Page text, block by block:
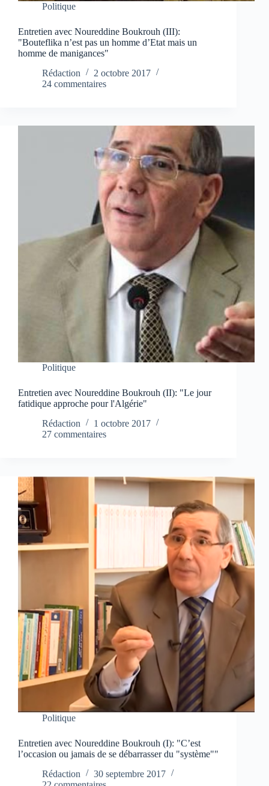
Politique
Entretien avec Noureddine Boukrouh (III):
"Bouteflika n’est pas un homme d’Etat mais un
homme de manigances"
Rédaction
2 octobre 2017
24 commentaires
Politique
Entretien avec Noureddine Boukrouh (II): "Le jour
fatidique approche pour l'Algérie"
Rédaction
1 octobre 2017
27 commentaires
Politique
Entretien avec Noureddine Boukrouh (I): "C’est
l’occasion ou jamais de se débarrasser du "système""
Rédaction
30 septembre 2017